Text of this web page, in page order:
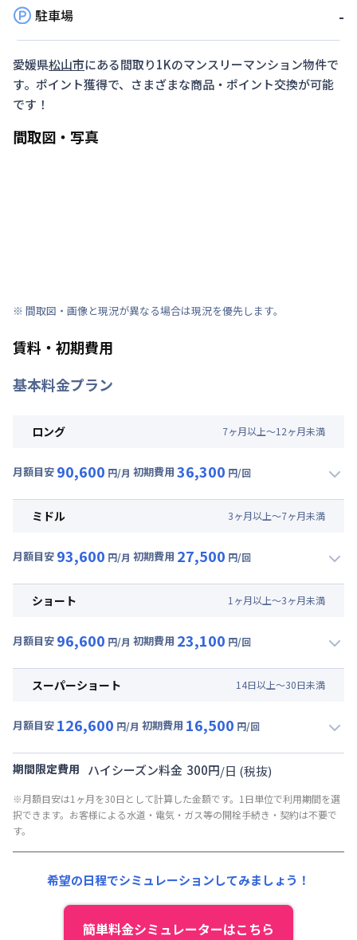
駐車場 -
愛媛県松山市にある間取り1Kのマンスリーマンション物件で
す。ポイント獲得で、さまざまな商品・ポイント交換が可能
です！
間取図・写真
※ 間取図・画像と現況が異なる場合は現況を優先します。
賃料・初期費用
基本料金プラン
ロング 7ヶ月以上～12ヶ月未満
月額目安 90,600 円/月 初期費用 36,300 円/回
月額賃料目安(30日利用)
光熱費他 : 21,000円/月 (700円/日) (税抜)
その他費用 :
初期費用
ミドル 3ヶ月以上～7ヶ月未満
月額目安 93,600 円/月 初期費用 27,500 円/回
月額賃料目安(30日利用)
光熱費他 : 21,000円/月 (700円/日) (税抜)
その他費用 :
初期費用
ショート 1 ヶ月以上～3ヶ月未満
月額目安 96,600 円/月 初期費用 23,100 円/回
月額賃料目安(30日利用)
光熱費他 : 21,000円/月 (700円/日) (税抜)
その他費用 :
初期費用
契約事務手数料 : 3,000円/回 (税抜)
スーパーショート 14日以上～30日未満
月額目安 126,600 円/月 初期費用 16,500 円/回
月額賃料目安(30日利用)
光熱費他 : 21,000円/月 (700円/日) (税抜)
清掃料他 :
その他費用 :
初期費用
契約事務手数料 : 3,000円/回 (税抜)
期間限定費用 ハイシーズン料金 300円/日 (税抜)
※月額目安は1ヶ月を30日として計算した金額です。1日単位で利用期間を選
択できます。お客様による水道・電気・ガス等の開栓手続き・契約は不要で
す。
希望の日程でシミュレーションしてみましょう！
簡単料金シミュレーターはこちら